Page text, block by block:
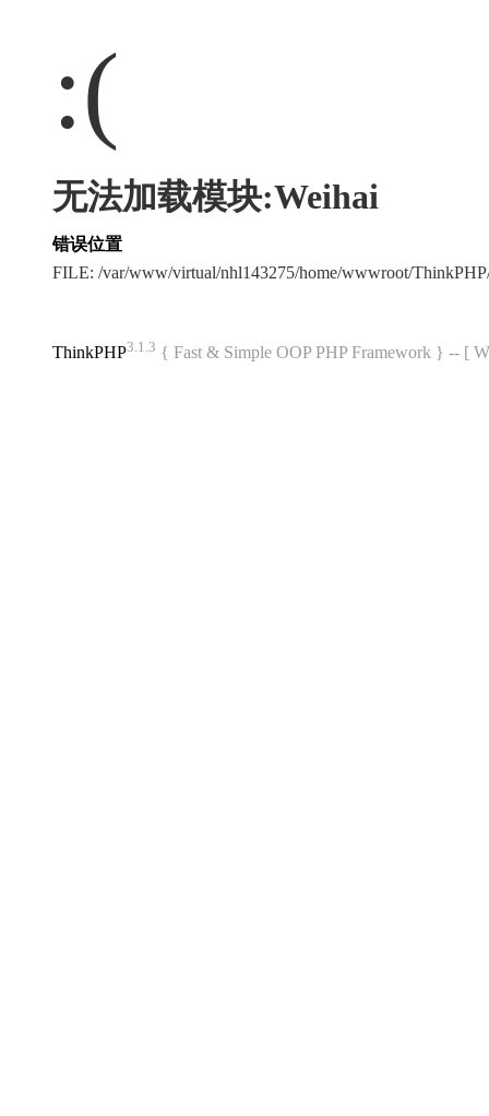
:(
无法加载模块:Weihai
错误位置
FILE: /var/www/virtual/nhl143275/home/wwwroot/
ThinkPHP3.1.3 { Fast & Simple OOP PHP Framework } -- [